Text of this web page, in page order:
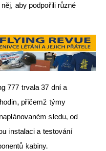
aby podpořili různé
777 trvala 37 dní a
přičemž týmy
sledu, od
instalaci a testování
kabiny.